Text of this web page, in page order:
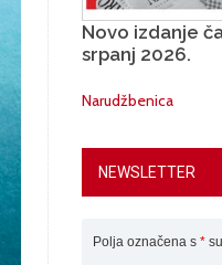
Novo izdanje
srpanj 2026.
Narudžbenica
NEWSLETTER
Polja označena s *